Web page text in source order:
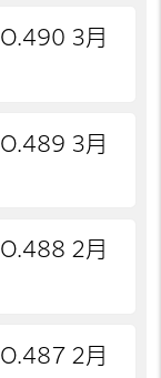
3月
3月
2月
2月